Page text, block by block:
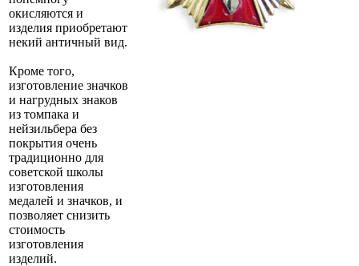
окисляются и
изделия приобретают
некий античный вид.
Кроме того,
изготовление значков
и нагрудных знаков
из томпака и
нейзильбера без
покрытия очень
традиционно для
советской школы
изготовления
медалей и значков, и
позволяет снизить
стоимость
изготовления
изделий.